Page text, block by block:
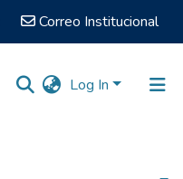
Correo Institucional
Log In